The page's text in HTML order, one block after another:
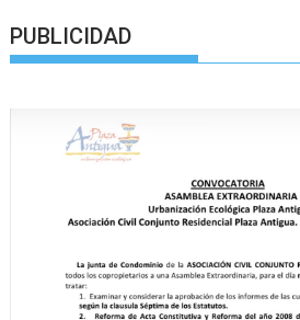
PUBLICIDAD